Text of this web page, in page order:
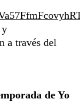
y
a través del
de Yo